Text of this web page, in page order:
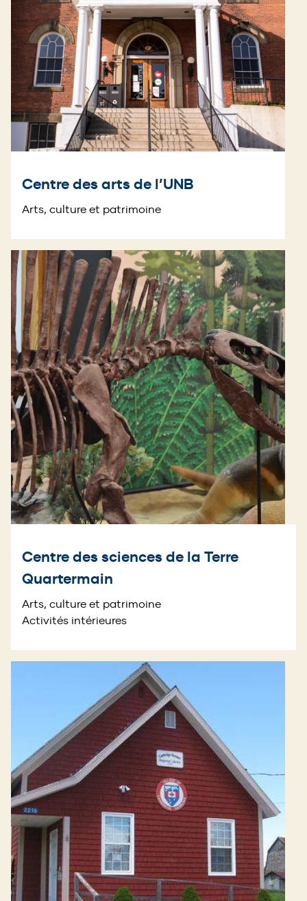
Centre des arts de l’UNB
Arts, culture et patrimoine
Centre des sciences de la Terre
Quartermain
Arts, culture et patrimoine
Activités intérieures